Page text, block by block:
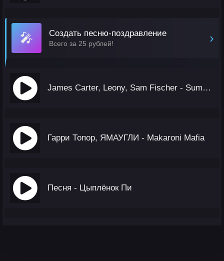
🎤 Создать песню-поздравление
Всего за 25 рублей! ›
James Carter, Leony, Sam Fischer - Summer Of Love
Гарри Топор, ЯМАУГЛИ - Makaroni Mafia
Песня - Цыплёнок Пи